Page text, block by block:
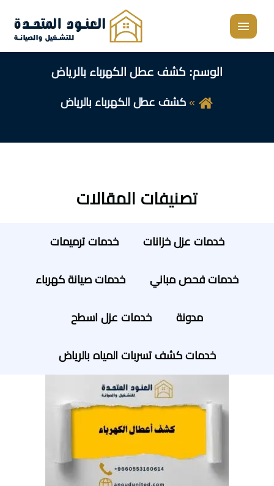
القائمة
الوسم: كشف عطل الكهرباء بالرياض
كشف عطل الكهرباء بالرياض
تصنيفات المقالات
خدمات عزل خزانات خدمات ترميمات
خدمات فحص مباني خدمات صيانة كهرباء
مدونة خدمات عزل اسطح
خدمات كشف تسربات المياه بالرياض